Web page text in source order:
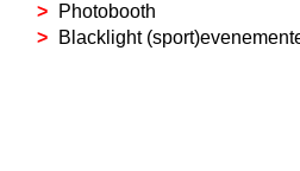
Photobooth
Blacklight